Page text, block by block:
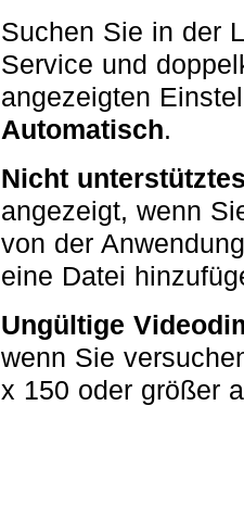
Suchen Sie in der
Service und
angezeigten
Automatisch.
Nicht
angezeigt, wenn
von der
eine Datei
Ungültige
wenn Sie
x 150 oder größer